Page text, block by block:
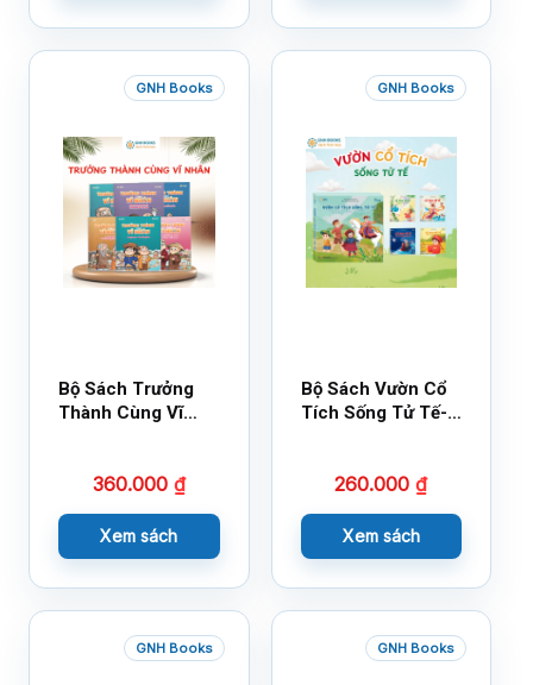
GNH Books
Bộ Sách Trưởng
Thành Cùng Vĩ
360.000 ₫
Xem sách
GNH Books
Bộ Sách Vườn Cổ
Tích Sống Tử Tế-
260.000₫
Xem sách
GNH Books GNH Books